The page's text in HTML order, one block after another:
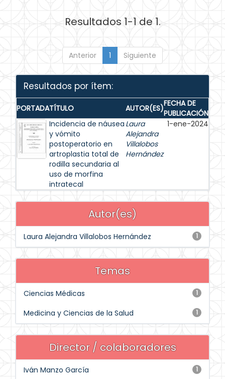
Resultados 1-1 de 1.
Anterior 1 Siguiente
Resultados por ítem:
PORTADATÍTULO AUTOR(ES)FECHA DE
PUBLICACIÓN
Incidencia de náusea
y vómito
postoperatorio en
artroplastia total de
rodilla secundaria al
uso de morfina
intratecal
Laura
Alejandra
Villalobos
Hernández
1-ene-2024
Autor(es)
1
Laura Alejandra Villalobos Hernández
Temas
1
Ciencias Médicas
1
Medicina y Ciencias de la Salud
Director / colaboradores
1
Iván Manzo García